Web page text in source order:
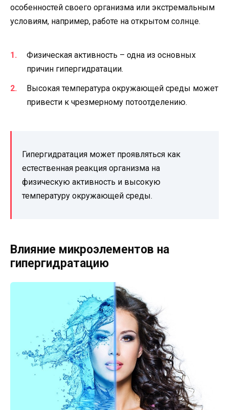
особенностей своего организма или экстремальным
условиям, например, работе на открытом солнце.
Физическая активность – одна из основных
причин гипергидратации.
Высокая температура окружающей среды может
привести к чрезмерному потоотделению.
Гипергидратация может проявляться как
естественная реакция организма на
физическую активность и высокую
температуру окружающей среды.
Влияние микроэлементов на
гипергидратацию